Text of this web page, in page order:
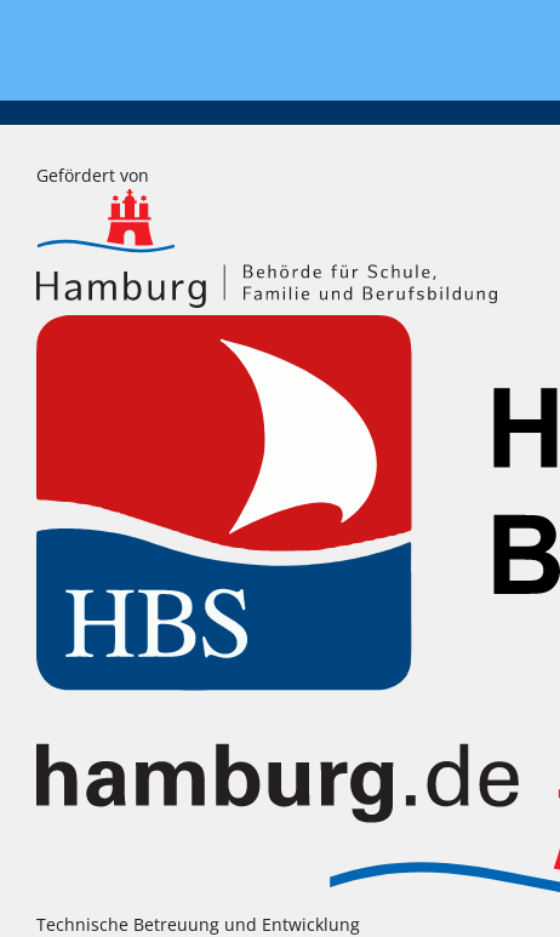
Gefördert von
Technische Betreuung und Entwicklung